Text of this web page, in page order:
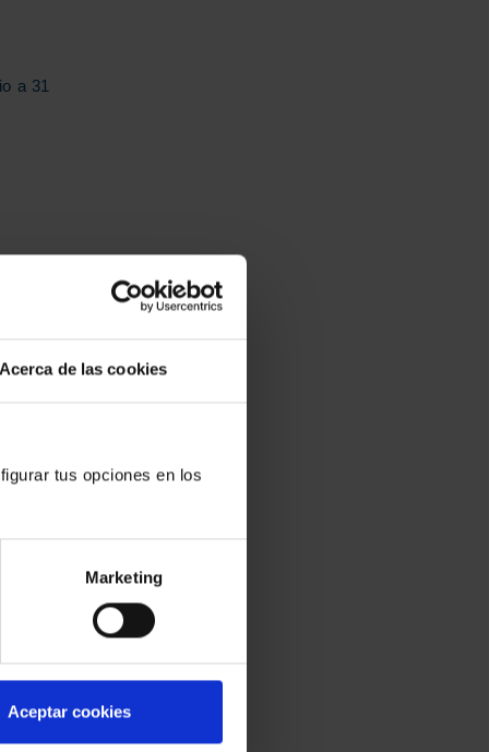
Acerca de las cookies
tus opciones en los
Marketing
Aceptar cookies
a 31
a
civil,
nº